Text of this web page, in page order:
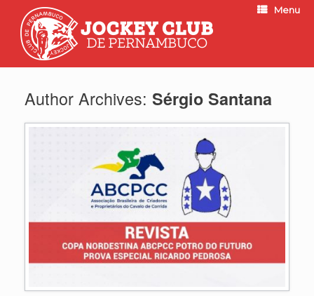
Menu
Author Archives: Sérgio Santana